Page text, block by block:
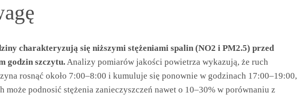
charakteryzują się niższymi stężeniami spalin (NO2 i PM2.5) przed
godzin szczytu.Analizy pomiarów jakości powietrza wykazują, że ruch
rosnąć około 7:00–8:00 i kumuluje się ponownie w godzinach 17:00–19:00,
może podnosić stężenia zanieczyszczeń nawet o 10–30% w porównaniu z